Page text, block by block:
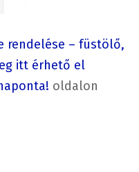
rendelése – füstölő,
itt érhető el
oldalon